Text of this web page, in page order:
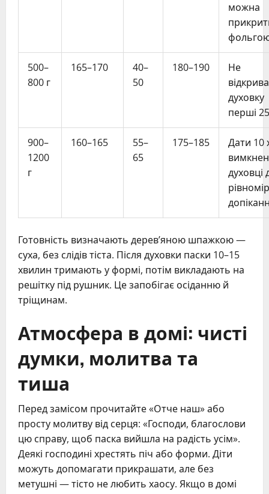
можна
500–
800 г
165–170
40–
50
180–190
Не
духовку
перші
900–
1200
г
160–165
55–
65
175–185
Дати 10
духовці
Готовність визначають дерев’яною шпажкою —
суха, без слідів тіста. Після духовки паски 10–15
хвилин тримають у формі, потім викладають на
решітку під рушник. Це запобігає осіданню й
тріщинам.
Атмосфера в домі: чисті
думки, молитва та
тиша
Перед замісом прочитайте «Отче наш» або
просту молитву від серця: «Господи, благослови
цю справу, щоб паска вийшла на радість усім».
Деякі господині хрестять піч або форми. Діти
можуть допомагати прикрашати, але без
метушні — тісто не любить хаосу. Якщо в домі